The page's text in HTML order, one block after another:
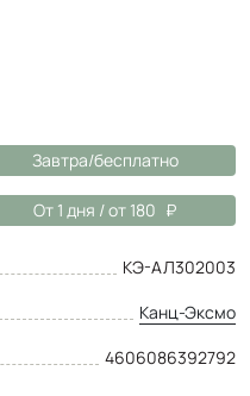
Завтра/бесплатно
От 1 дня / от 180
КЭ-АЛ302003
Канц-Эксмо
4606086392792